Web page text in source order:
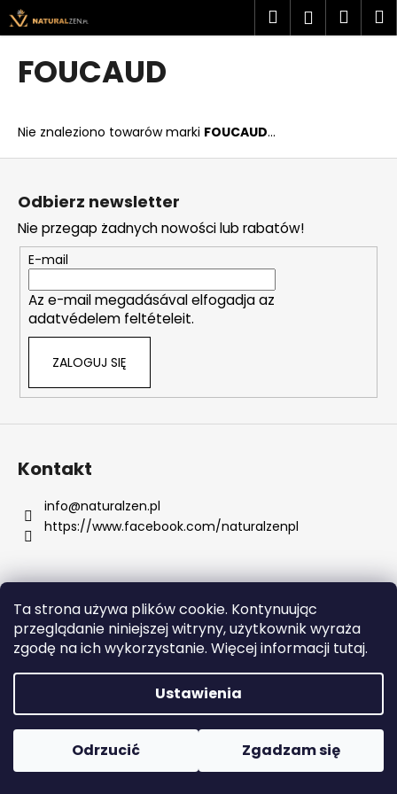
Ta strona używa plików cookie. Kontynuując
przeglądanie niniejszej witryny, użytkownik wyraża
zgodę na ich wykorzystanie. Więcej informacji tutaj.
Ustawienia
Odrzucić Zgadzam się
Przejść
do
treści
SzukajZaloguj
FOUCAUD
Nie znaleziono towarów marki FOUCAUD...
K
o
powrotem
powrotem
z
e
g
o
s
z
u
a
s
P
l
e
c
a
m
y
BUZDYGANEK
NAZIEMNY
KAPSUŁEK
S
Odbierz newsletter
Nie przegap żadnych nowości lub rabatów!
E-mail
Az e-mail megadásával elfogadja az
adatvédelem feltételeit.
ZALOGUJ SIĘ
Kontakt
info@naturalzen.pl
https://www.facebook.com/naturalzenpl
Opracował Shoptet
Copyright 2026Naturalzen. Wszystkie prawa
zastrzeżone.
Edytuj ustawienia plików cookie